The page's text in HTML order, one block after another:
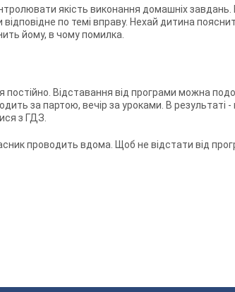
якість виконання домашніх
по темі вправу. Нехай дитина
йому, в чому помилка.
Відставання від програми можна
за партою, вечір за уроками. В результаті
з ГДЗ.
проводить вдома. Щоб не відстати від